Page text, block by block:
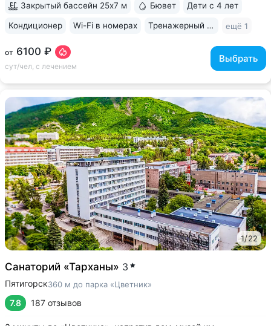
от 6100 ₽
сут/чел, с лечением
Выбрать
Закрытый бассейн 25х7 м Бювет Дети с 4 лет
Кондиционер Wi-Fi в номерах Тренажерный зал ещё 1
1/22
Санаторий «Тарханы» 3
Пятигорск360 м до парка «Цветник»
7.8 187 отзывов